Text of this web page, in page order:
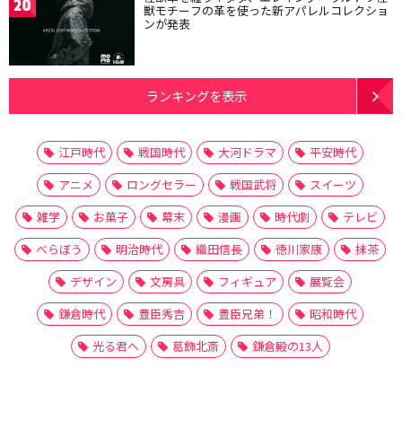
20 獣モチーフの革を使った新アパレルコレクショ
ンが発表
ランキングを表示
江戸時代 戦国時代 大河ドラマ
平安時代
アニメ
ロングセラー 戦国武将
スイーツ
雑学
お菓子 幕末 漫画 時代劇
テレビ
べらぼう
明治時代 織田信長 徳川家康
抹茶
デザイン
文房具 フィギュア
展覧会
鎌倉時代
豊臣秀吉 豊臣兄弟！
昭和時代
光る君へ
葛飾北斎 鎌倉殿の13人